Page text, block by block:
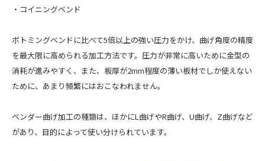
・コイニングベンド
ボトミングベンドに比べて5倍以上の強い圧力をかけ、曲げ角度の精度
を最大限に高められる加工方法です。圧力が非常に高いために金型の
消耗が進みやすく、また、板厚が2mm程度の薄い板材でしか使えない
ために、あまり頻繁にはおこなわれません。
ベンダー曲げ加工の種類は、ほかにL曲げやR曲げ、U曲げ、Z曲げなど
があり、目的によって使い分けられています。